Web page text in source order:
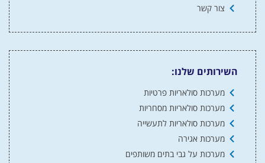
צור קשר
השירותים שלנו:
מערכות סולאריות פרטיות
מערכות סולאריות מסחריות
מערכות סולאריות לתעשייה
מערכות אגירה
מערכות על גבי בתים משותפים